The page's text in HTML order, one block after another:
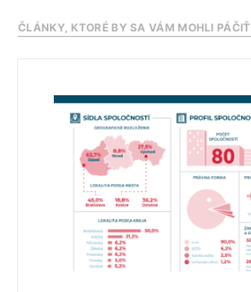
ČLÁNKY, KTORÉ BY SA VÁM MOHLI PÁČIŤ